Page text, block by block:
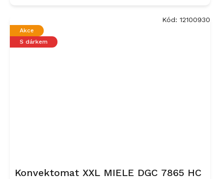
Akce
S dárkem
Konvektomat XXL MIELE DGC 7865 HC
Kód: 12100930